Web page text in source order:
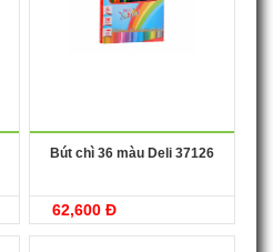
Bút chì 36 màu Deli 37126
62,600 Đ